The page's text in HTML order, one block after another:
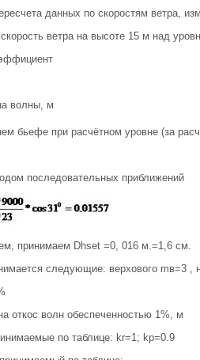
данных по скоростям ветра,
ветра на высоте 15 м над
волны, м
бьефе при расчётном уровне (за
последовательных приближений
принимаем Dhset =0, 016 м.=1,6 см.
следующие: верхового mв=3 ,
откос волн обеспеченностью 1%, м
по таблице: kr=1; kp=0.9